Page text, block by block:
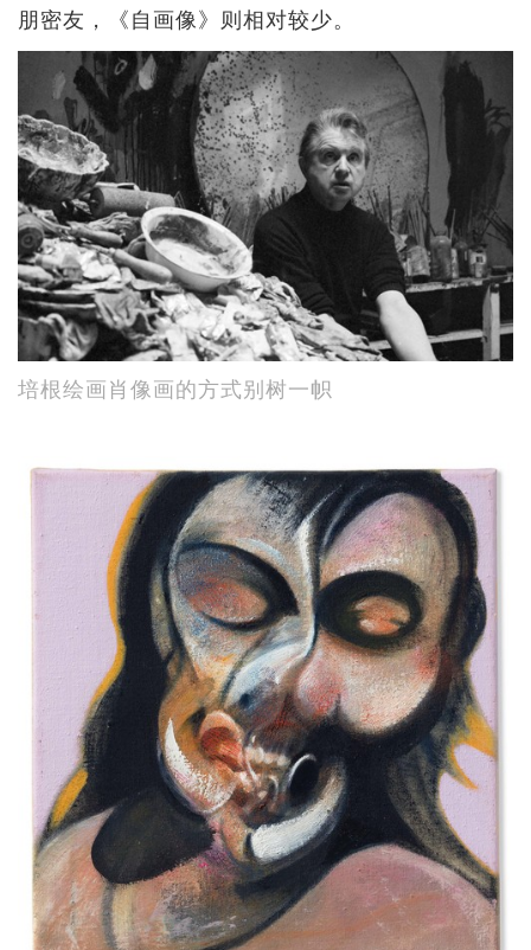
朋密友，《自画像》则相对较少。
培根绘画肖像画的方式别树一帜